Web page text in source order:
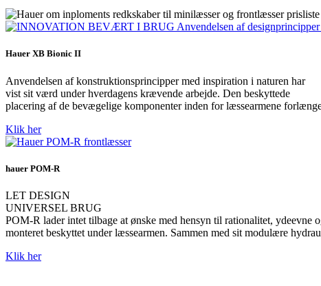
Hauer XB Bionic II
Anvendelsen af konstruktionsprincipper med inspiration i naturen har
vist sit værd under hverdagens krævende arbejde. Den beskyttede
placering af de bevægelige komponenter inden for læssearmene
Klik her
hauer POM-R
LET DESIGN
UNIVERSEL BRUG
POM-R lader intet tilbage at ønske med hensyn til rationalitet,
monteret beskyttet under læssearmen. Sammen med sit modulære
Klik her